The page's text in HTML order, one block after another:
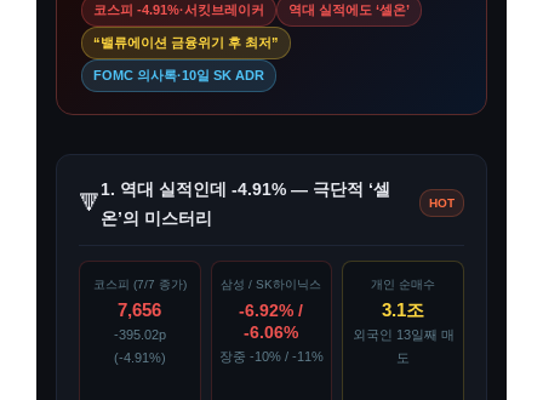
코스피 -4.91%·서킷브레이커 역대 실적에도 ‘셀온’
“밸류에이션 금융위기 후 최저”
FOMC 의사록·10일 SK ADR
🔻
1. 역대 실적인데 -4.91% — 극단적 ‘셀
온’의 미스터리
HOT
코스피 (7/7 종가)
7,656
-395.02p
(-4.91%)
삼성 / SK하이닉스
-6.92% /
-6.06%
장중 -10% / -11%
개인 순매수
3.1조
외국인 13일째 매
도